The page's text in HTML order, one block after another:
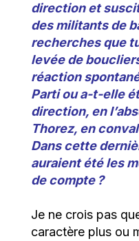
direction et
des militants de
recherches que
levée de
réaction
Parti ou a-t-elle
direction, en
Thorez, en
Dans cette
auraient été les
de compte ?
Je ne crois pas
caractère plus ou